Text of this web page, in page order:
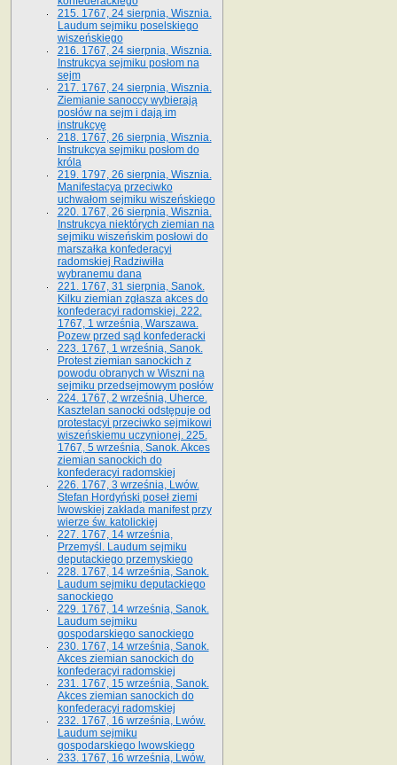
215. 1767, 24 sierpnia, Wisznia.
Laudum sejmiku poselskiego
wiszeńskiego
216. 1767, 24 sierpnia, Wisznia.
Instrukcya sejmiku posłom na
sejm
217. 1767, 24 sierpnia, Wisznia.
Ziemianie sanoccy wybierają
posłów na sejm i dają im
instrukcyę
218. 1767, 26 sierpnia, Wisznia.
Instrukcya sejmiku posłom do
króla
219. 1797, 26 sierpnia, Wisznia.
Manifestacya przeciwko
uchwałom sejmiku wiszeńskiego
220. 1767, 26 sierpnia, Wisznia.
Instrukcya niektórych ziemian na
sejmiku wiszeńskim posłowi do
marszałka konfe­deracyi
radomskiej Radziwiłła
wybranemu dana
221. 1767, 31 sierpnia, Sanok.
Kilku ziemian zgłasza akces do
konfederacyi radomskiej. 222.
1767, 1 września, Warszawa.
Pozew przed sąd konfederacki
223. 1767, 1 września, Sanok.
Protest ziemian sanockich z
powodu obranych w Wiszni na
sejmiku przedsejmo­wym posłów
224. 1767, 2 września, Uherce.
Kasztelan sanocki odstępuje od
protestacyi przeciwko sejmikowi
wiszeńskiemu uczynionej. 225.
1767, 5 września, Sanok. Akces
ziemian sanockich do
konfederacyi radomskiej
226. 1767, 3 września, Lwów.
Stefan Hordyński poseł ziemi
lwowskiej zakłada manifest przy
wierze św. ka­tolickiej
227. 1767, 14 września,
Przemyśl. Laudum sejmiku
deputackiego przemyskiego
228. 1767, 14 września, Sanok.
Laudum sejmiku deputackiego
sanockiego
229. 1767, 14 września, Sanok.
Laudum sejmiku
gospodarskiego sanockiego
230. 1767, 14 września, Sanok.
Akces ziemian sanockich do
konfederacyi radomskiej
231. 1767, 15 września, Sanok.
Akces ziemian sanockich do
konfederacyi radomskiej
232. 1767, 16 września, Lwów.
Laudum sejmiku
gospodarskiego lwowskiego
233. 1767, 16 września, Lwów.